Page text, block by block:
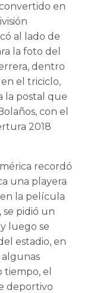
en
al lado de
la foto del
dentro
el triciclo,
la postal que
con el
2018
recordó
una playera
la película
se pidió un
luego se
estadio, en
el
deportivo